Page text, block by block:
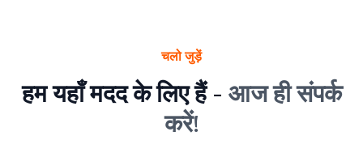
चलो जुड़ें
हम यहाँ मदद के लिए हैं - आज ही संपर्क
करें!